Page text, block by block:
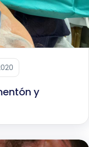
y